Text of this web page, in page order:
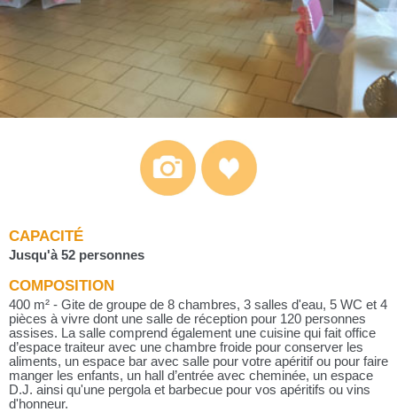
CAPACITÉ
Jusqu'à 52 personnes
COMPOSITION
400 m² - Gite de groupe de 8 chambres, 3 salles d'eau, 5 WC et 4
pièces à vivre dont une salle de réception pour 120 personnes
assises. La salle comprend également une cuisine qui fait office
d’espace traiteur avec une chambre froide pour conserver les
aliments, un espace bar avec salle pour votre apéritif ou pour faire
manger les enfants, un hall d’entrée avec cheminée, un espace
D.J. ainsi qu'une pergola et barbecue pour vos apéritifs ou vins
d'honneur.